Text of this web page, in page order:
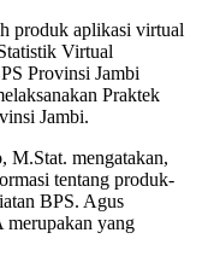
produk aplikasi virtual
Virtual
Provinsi Jambi
Praktek
Jambi.
M.Stat. mengatakan,
tentang produk-
BPS. Agus
yang